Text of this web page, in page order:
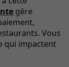
gère
Vous
qui impactent